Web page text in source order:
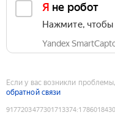
Я не робот
Нажмите,
Yandex
Если у вас возникли
обратной связи
9177203477301713374:1786018430